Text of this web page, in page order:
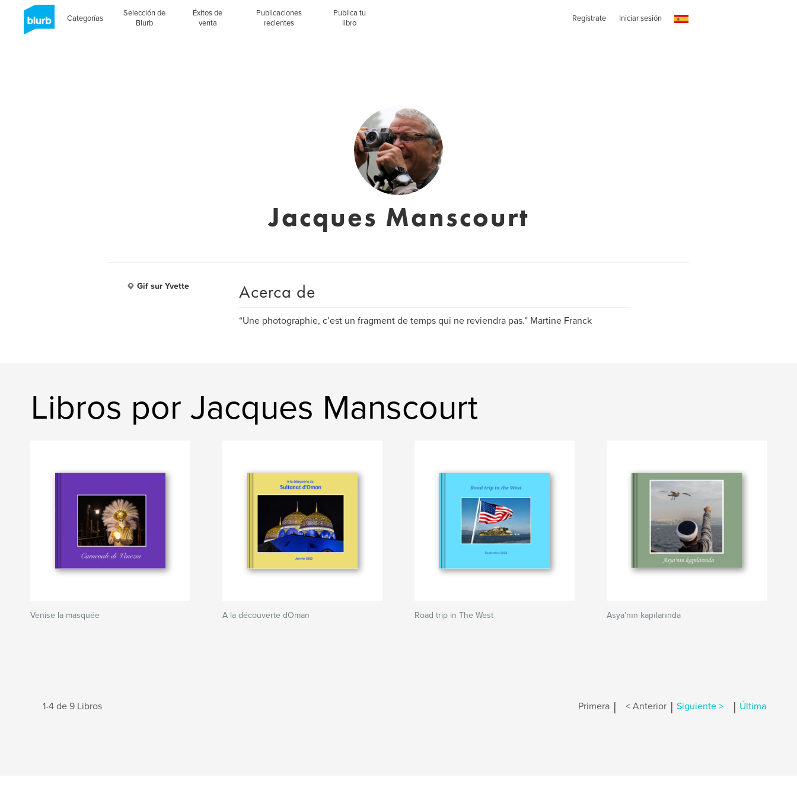
Categorías
Selección de
Blurb
Éxitos de
venta
Publicaciones
recientes
Publica tu
libro
Regístrate Iniciar sesión
Jacques Manscourt
Gif sur Yvette Acerca de
“Une photographie, c’est un fragment de temps qui ne reviendra pas.” Martine Franck
Libros por Jacques Manscourt
Venise la masquée A la découverte dOman Road trip in The West Asya'nın kapılarında
1-4 de 9 Libros Primera | < Anterior | Siguiente > | Última